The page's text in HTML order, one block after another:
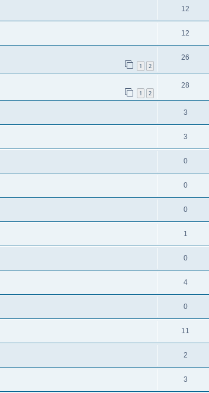
12
12
1 2
26
1 2
28
3
3
0
0
0
1
0
4
0
11
2
3